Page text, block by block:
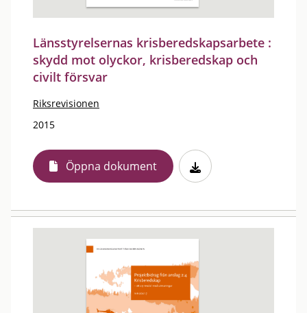
Länsstyrelsernas krisberedskapsarbete :
skydd mot olyckor, krisberedskap och
civilt försvar
Riksrevisionen
2015
Öppna dokument